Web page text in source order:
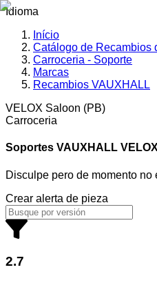
Idioma
Início
Catálogo de Recambios
Carroceria - Soporte
Marcas
Recambios VAUXHALL
VELOX Saloon (PB)
Carroceria
Soportes VAUXHALL
Disculpe pero de momento
Crear alerta de pieza
2.7